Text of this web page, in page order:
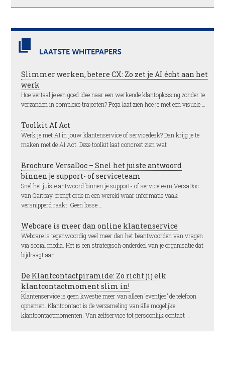
LAATSTE WHITEPAPERS
Slimmer werken, betere CX: Zo zet je AI écht aan het
werk
Hoe vertaal je een goed idee naar een werkende klantoplossing zonder te
verzanden in complexe trajecten? Pega laat zien hoe je met een visuele …
Toolkit AI Act
Werk je met AI in jouw klantenservice of servicedesk? Dan krijg je te
maken met de AI Act. Deze toolkit laat concreet zien wat …
Brochure VersaDoc – Snel het juiste antwoord
binnen je support- of serviceteam
Snel het juiste antwoord binnen je support- of serviceteam VersaDoc
van Qaitbay brengt orde in een wereld waar informatie vaak
versnipperd raakt. Geen losse …
Webcare is meer dan online klantenservice
Webcare is tegenwoordig veel meer dan het beantwoorden van vragen
via social media. Het is een strategisch onderdeel van je organisatie dat
bijdraagt aan …
De Klantcontactpiramide: Zo richt jij elk
klantcontactmoment slim in!
Klantenservice is geen kwestie meer van alleen ‘eventjes’ de telefoon
opnemen. Klantcontact is de verzameling van álle mogelijke
klantcontactmomenten. Van zelfservice tot persoonlijk contact …